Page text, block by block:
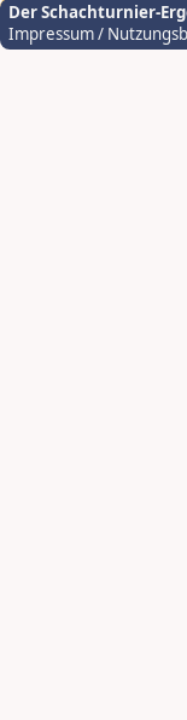
Der Schachturnier-
Impressum /